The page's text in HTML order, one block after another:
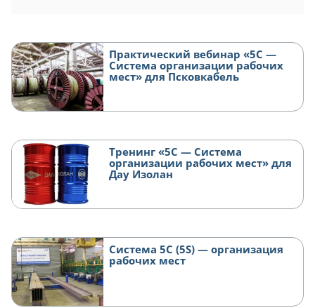
Практический вебинар «5С —
Система организации рабочих
мест» для Псковкабель
Тренинг «5С — Система
организации рабочих мест» для
Дау Изолан
Система 5C (5S) — организация
рабочих мест